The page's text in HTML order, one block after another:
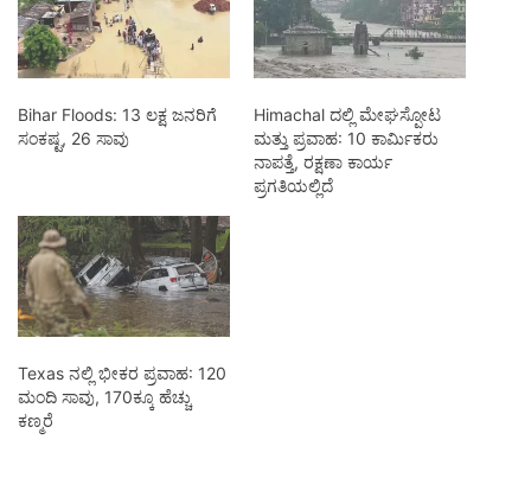
Bihar Floods: 13 ಲಕ್ಷ ಜನರಿಗೆ
ಸಂಕಷ್ಟ, 26 ಸಾವು
Himachal ದಲ್ಲಿ ಮೇಘಸ್ಪೋಟ
ಮತ್ತು ಪ್ರವಾಹ: 10 ಕಾರ್ಮಿಕರು
ನಾಪತ್ತೆ, ರಕ್ಷಣಾ ಕಾರ್ಯ
ಪ್ರಗತಿಯಲ್ಲಿದೆ
Texas ನಲ್ಲಿ ಭೀಕರ ಪ್ರವಾಹ: 120
ಮಂದಿ ಸಾವು, 170ಕ್ಕೂ ಹೆಚ್ಚು
ಕಣ್ಮರೆ